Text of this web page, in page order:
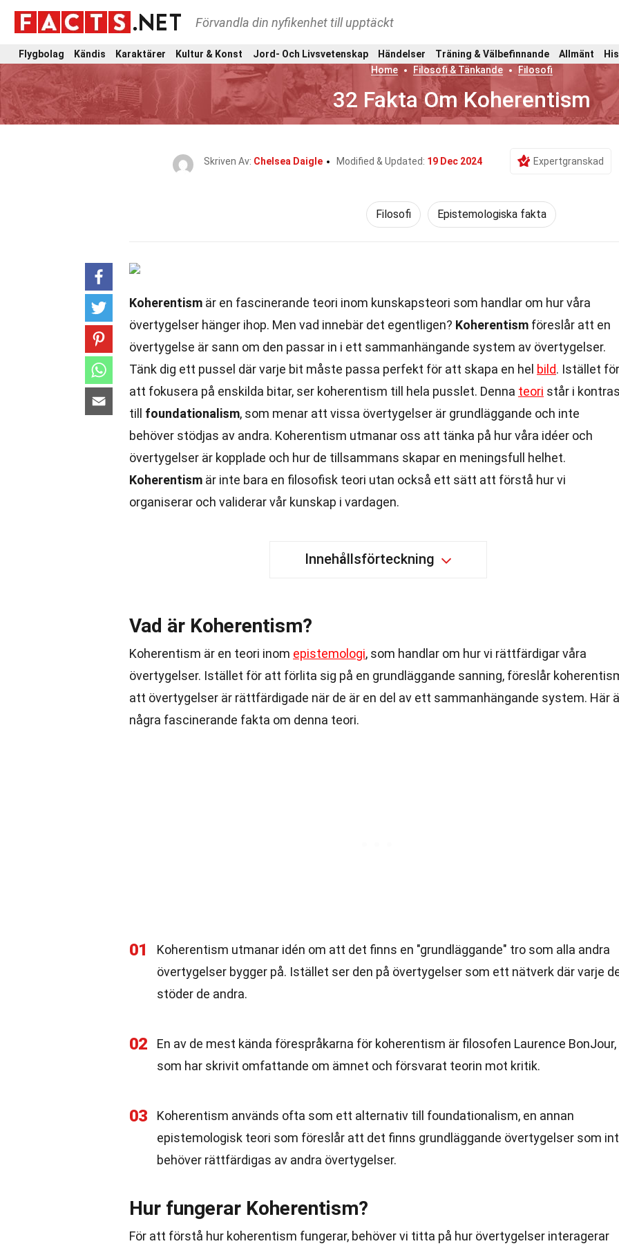
Förvandla din nyfikenhet till upptäckt
Flygbolag Kändis Karaktärer Kultur & Konst Jord- Och Livsvetenskap Händelser Träning & Välbefinnande Allmänt
Home
Filosofi & Tänkande Filosofi
32 Fakta Om Koherentism
Skriven Av: Chelsea Daigle Modified & Updated: 19 Dec 2024 Expertgranskad
Filosofi Epistemologiska fakta
Koherentism är en fascinerande teori inom kunskapsteori som handlar om hur våra
övertygelser hänger ihop. Men vad innebär det egentligen? Koherentism föreslår att en
övertygelse är sann om den passar in i ett sammanhängande system av övertygelser.
Tänk dig ett pussel där varje bit måste passa perfekt för att skapa en hel bild. Istället för
att fokusera på enskilda bitar, ser koherentism till hela pusslet. Denna teori står i
till foundationalism, som menar att vissa övertygelser är grundläggande och inte
behöver stödjas av andra. Koherentism utmanar oss att tänka på hur våra idéer och
övertygelser är kopplade och hur de tillsammans skapar en meningsfull helhet.
Koherentism är inte bara en filosofisk teori utan också ett sätt att förstå hur vi
organiserar och validerar vår kunskap i vardagen.
Innehållsförteckning
Vad är Koherentism?
Koherentism är en teori inom epistemologi, som handlar om hur vi rättfärdigar våra
övertygelser. Istället för att förlita sig på en grundläggande sanning, föreslår
att övertygelser är rättfärdigade när de är en del av ett sammanhängande system. Här
några fascinerande fakta om denna teori.
01
Koherentism utmanar idén om att det finns en "grundläggande" tro som alla andra
övertygelser bygger på. Istället ser den på övertygelser som ett nätverk där varje
stöder de andra.
02
En av de mest kända förespråkarna för koherentism är filosofen Laurence BonJour,
som har skrivit omfattande om ämnet och försvarat teorin mot kritik.
03
Koherentism används ofta som ett alternativ till foundationalism, en annan
epistemologisk teori som föreslår att det finns grundläggande övertygelser som
behöver rättfärdigas av andra övertygelser.
Hur fungerar Koherentism?
För att förstå hur koherentism fungerar, behöver vi titta på hur övertygelser interagerar